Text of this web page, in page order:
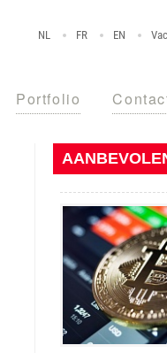
NL FR EN
Portfolio